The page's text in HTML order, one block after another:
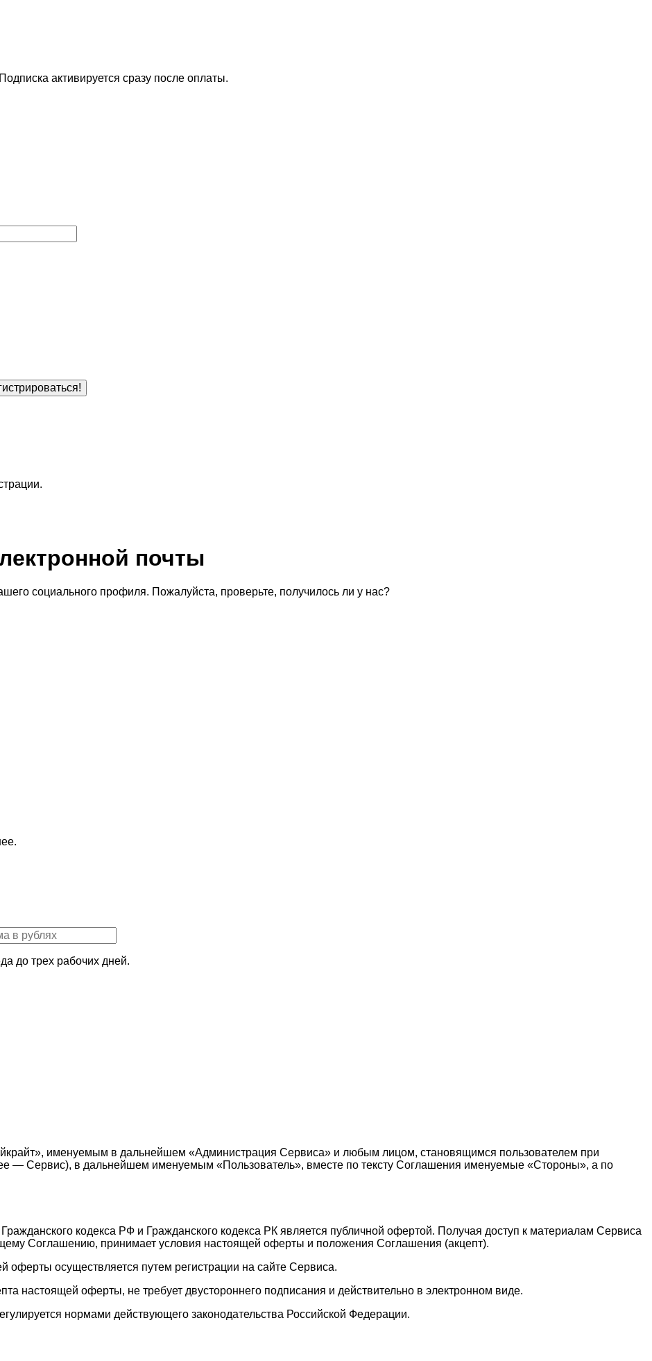
активируется сразу после оплаты.
почты
социального профиля. Пожалуйста, проверьте, получилось ли у нас?
до трех рабочих дней.
именуемым в дальнейшем «Администрация Сервиса» и любым лицом, становящимся пользователем при
— Сервис), в дальнейшем именуемым «Пользователь», вместе по тексту Соглашения именуемые «Стороны», а по
кодекса РФ и Гражданского кодекса РК является публичной офертой. Получая доступ к материалам Сервиса
Соглашению, принимает условия настоящей оферты и положения Соглашения (акцепт).
оферты осуществляется путем регистрации на сайте Сервиса.
настоящей оферты, не требует двустороннего подписания и действительно в электронном виде.
нормами действующего законодательства Российской Федерации.